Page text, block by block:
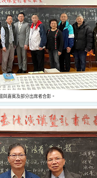
與嘉賓及部分出席者合影。